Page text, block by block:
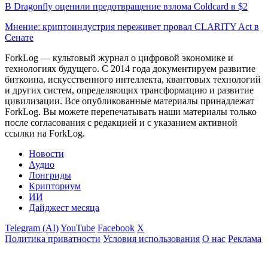
В Dragonfly оценили предотвращение взлома Coldcard в $2
Мнение: криптоиндустрия переживет провал CLARITY Act в
Сенате
ForkLog — культовый журнал о цифровой экономике и
технологиях будущего. С 2014 года документируем развитие
биткоина, искусственного интеллекта, квантовых технологий
и других систем, определяющих трансформацию и развитие
цивилизации. Все опубликованные материалы принадлежат
ForkLog. Вы можете перепечатывать наши материалы только
после согласования с редакцией и с указанием активной
ссылки на ForkLog.
Новости
Аудио
Лонгриды
Крипториум
ИИ
Дайджест месяца
Telegram (AI)YouTube Facebook X
Политика приватности Условия использования О нас Реклама